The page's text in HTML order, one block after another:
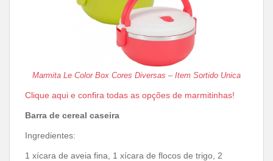
Marmita Le Color Box Cores Diversas – Item Sortido Unica
Clique aqui e confira todas as opções de marmitinhas!
Barra de cereal caseira
Ingredientes:
1 xícara de aveia fina, 1 xícara de flocos de trigo, 2